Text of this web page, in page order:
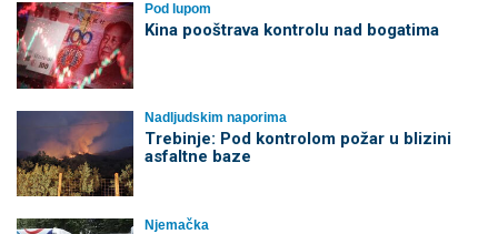
Pod lupom
Kina pooštrava kontrolu nad bogatima
Nadljudskim naporima
Trebinje: Pod kontrolom požar u blizini
asfaltne baze
Njemačka